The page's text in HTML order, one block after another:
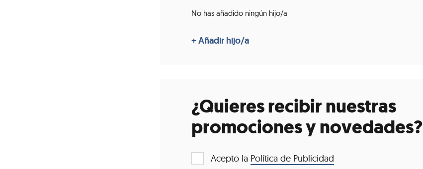
No has añadido ningún hijo/a
¿Quieres recibir nuestras
promociones y novedades?
Acepto la Política de Publicidad